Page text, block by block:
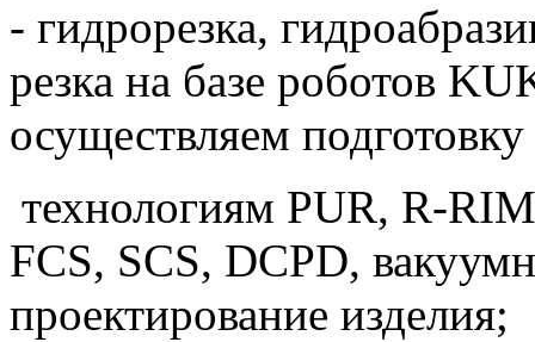
- гидрорезка,
резка на базе роботов
осуществляем
технологиям PUR, R-
FCS, SCS, DCPD,
проектирование изделия;